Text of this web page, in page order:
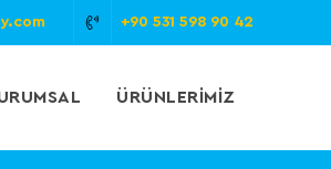
+90 531 598 90 42
ÜRÜNLERIMIZ